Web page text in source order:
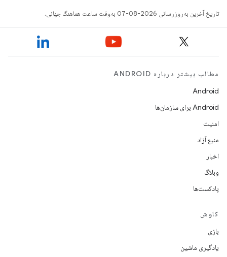
تاریخ آخرین به‌روزرسانی 2026-08-07 به‌وقت ساعت هماهنگ جهانی.
مطالب بیشتر درباره ANDROID
Android
Android برای سازمان‌ها
امنیت
منبع آزاد
اخبار
وبلاگ
پادکست‌ها
کاوش
بازی
یادگیری ماشین